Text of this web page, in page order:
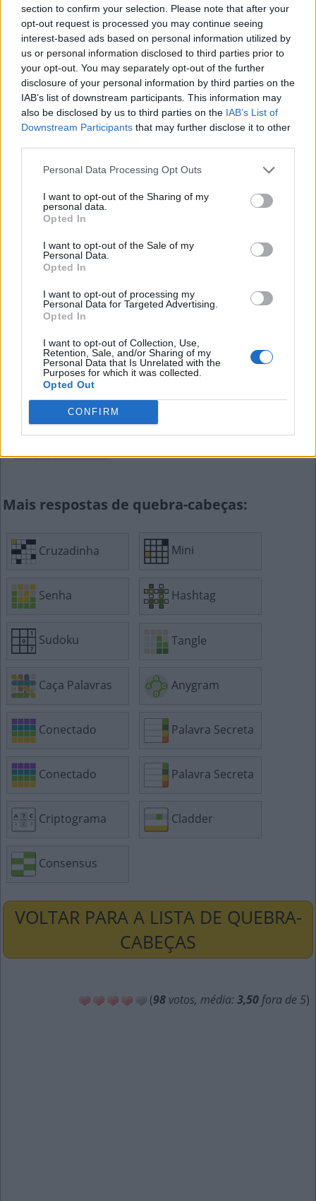
section to confirm your selection. Please note that after your
opt-out request is processed you may continue seeing
interest-based ads based on personal information utilized by
us or personal information disclosed to third parties prior to
your opt-out. You may separately opt-out of the further
disclosure of your personal information by third parties on the
IAB’s list of downstream participants. This information may
also be disclosed by us to third parties on the IAB’s List of
Downstream Participants that may further disclose it to other
Personal Data Processing Opt Outs
I want to opt-out of the Sharing of my
personal data.
Opted In
I want to opt-out of the Sale of my
Personal Data.
Opted In
I want to opt-out of processing my
Personal Data for Targeted Advertising.
Opted In
I want to opt-out of Collection, Use,
Retention, Sale, and/or Sharing of my
Personal Data that Is Unrelated with the
Purposes for which it was collected.
Opted Out
CONFIRM
Rival do Flamengo no Rio
V
A S C
O
Proteção da tartaruga
C
A S C
O
Pudico, recatado
A S T
Movimento com as mãos
E S T
Recipiente usado para roupas ou lixo
Bolsa de líquido que pode surgir no ovário
S T
Enxergado, olhado
Mais respostas de quebra-cabeças:
Cruzadinha Mini
Senha Hashtag
Sudoku Tangle
Caça Palavras Anygram
Conectado Palavra Secreta
Conectado Palavra Secreta
Criptograma Cladder
Consensus
VOLTAR PARA A LISTA DE QUEBRA-
CABEÇAS
(98 votos, média: 3,50 fora de 5)